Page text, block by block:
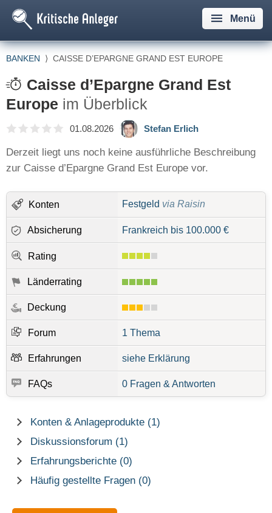
Menü
BANKEN ⟩ CAISSE D’EPARGNE GRAND EST EUROPE
Caisse d’Epargne Grand Est
Europe im Überblick
01.08.2026 Stefan Erlich
Derzeit liegt uns noch keine ausführliche Beschreibung
zur Caisse d’Epargne Grand Est Europe vor.
Konten Festgeld via Raisin
Absicherung Frankreich bis 100.000 €
Rating
Länderrating
Deckung
Forum 1 Thema
Erfahrungen siehe Erklärung
FAQs 0 Fragen & Antworten
Konten & Anlageprodukte (1)
Diskussionsforum (1)
Erfahrungsberichte (0)
Häufig gestellte Fragen (0)